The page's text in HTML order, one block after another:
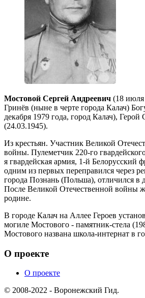
Мостовой Сергей Андреевич (18 июля
Гринёв (ныне в черте города Калач)
декабря 1979 года, город Калач), Герой
(24.03.1945).
Из крестьян. Участник Великой
войны. Пулеметчик 220-го
я гвардейская армия, 1-й Белорусский
одним из первых переправился через
города Познань (Польша), отличился в
После Великой Отечественной войны
родине.
В городе Калач на Аллее Героев
могиле Мостового - памятник-стела
Мостового названа школа-интернат в
О проекте
О проекте
© 2008-2022 - Воронежский Гид.